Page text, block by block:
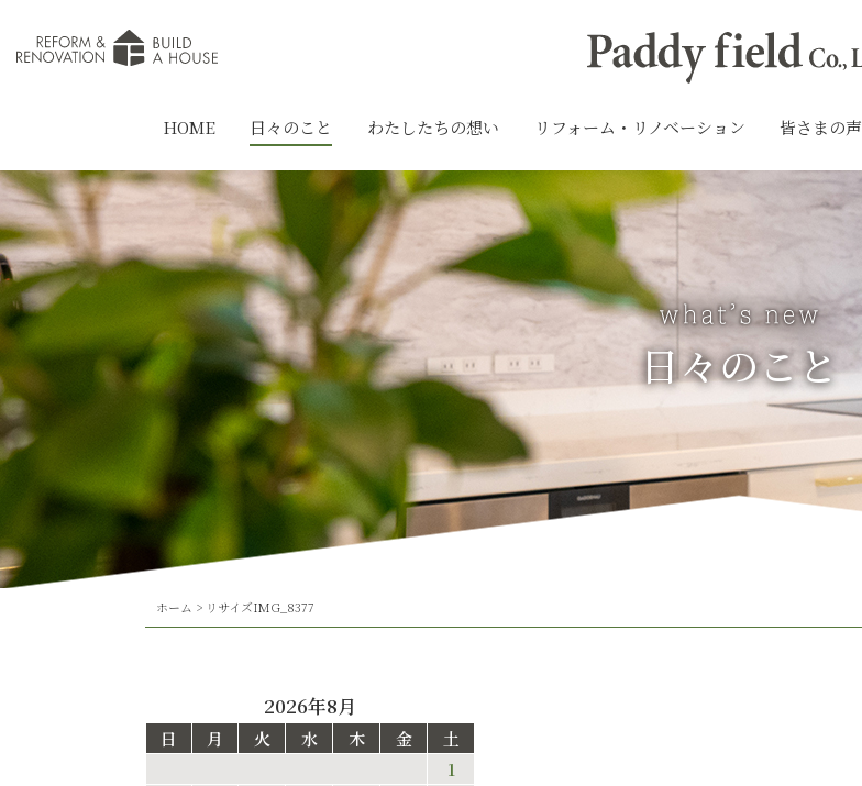
HOME 日々のこと わたしたちの想い リフォーム・リノベーション 皆さまの声
日々のこと
ホーム > リサイズIMG_8377
2026年8月
日 月 火 水 木 金
土
1